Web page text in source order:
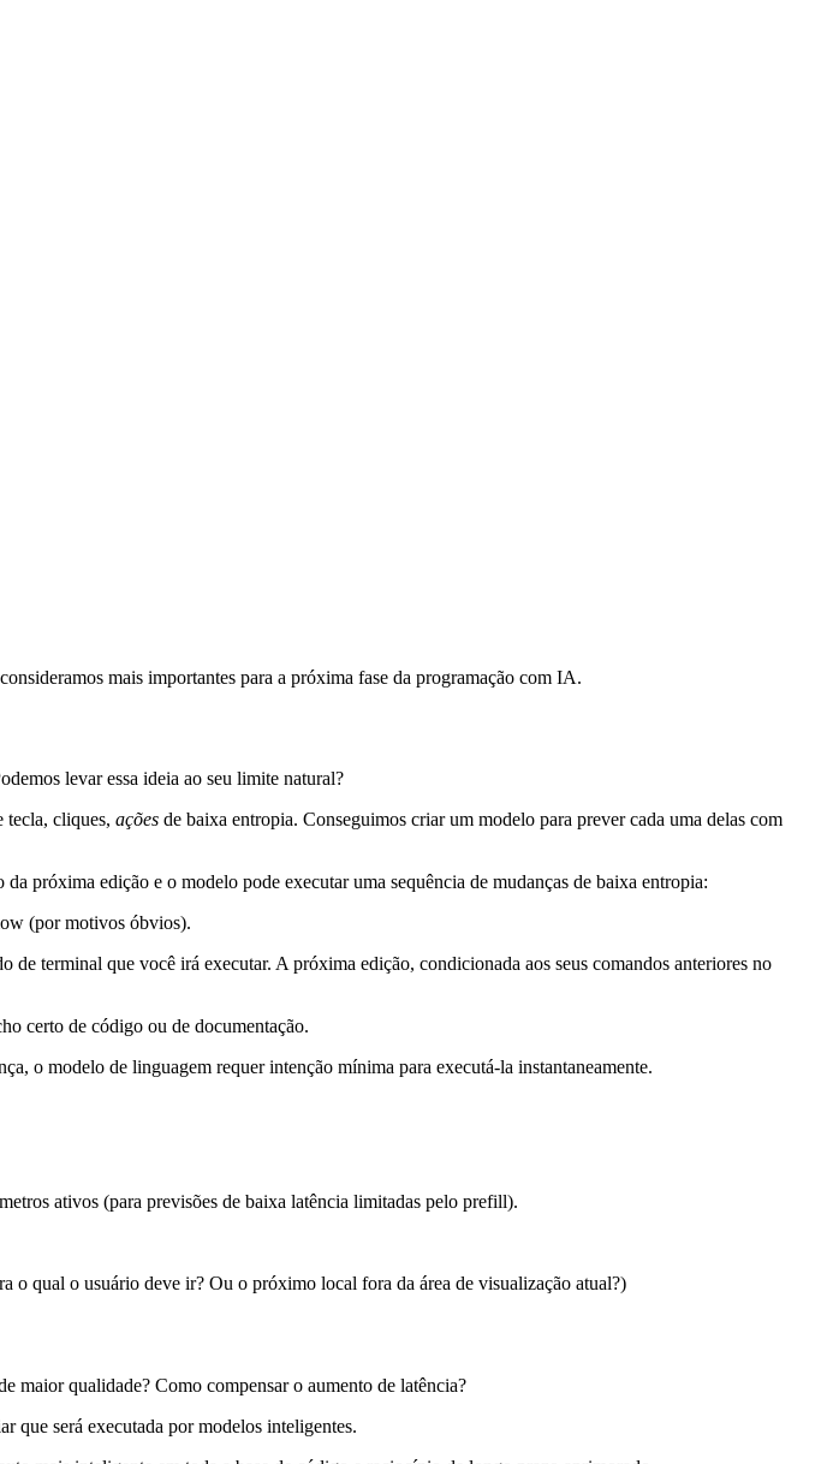
mais importantes para a próxima fase da programação com IA.
levar essa ideia ao seu limite natural?
tecla, cliques, ações de baixa entropia. Conseguimos criar um modelo para prever cada uma delas com
próxima edição e o modelo pode executar uma sequência de mudanças de baixa entropia:
(por motivos óbvios).
terminal que você irá executar. A próxima edição, condicionada aos seus comandos anteriores no
certo de código ou de documentação.
o modelo de linguagem requer intenção mínima para executá-la instantaneamente.
ativos (para previsões de baixa latência limitadas pelo prefill).
o qual o usuário deve ir? Ou o próximo local fora da área de visualização atual?)
maior qualidade? Como compensar o aumento de latência?
que será executada por modelos inteligentes.